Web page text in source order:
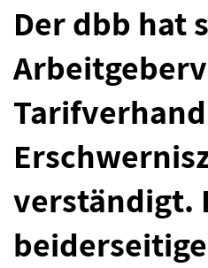
Der dbb hat
verständigt.